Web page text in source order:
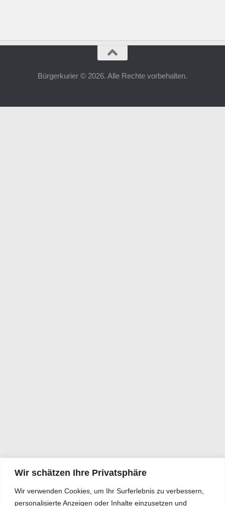
Wir schätzen Ihre Privatsphäre
Wir verwenden Cookies, um Ihr Surferlebnis zu verbessern,
personalisierte Anzeigen oder Inhalte einzusetzen und
Bürgerkurier © 2026. Alle Rechte vorbehalten.